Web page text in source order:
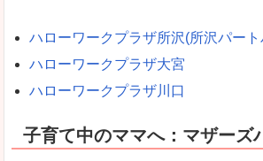
ハローワークプラザ所沢(所沢パー
ハローワークプラザ大宮
ハローワークプラザ川口
子育て中のママへ：マザーズ